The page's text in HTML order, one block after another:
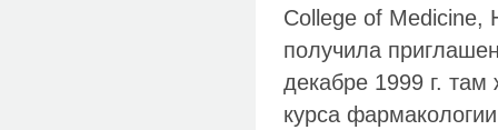
College of Medicine,
получила
декабре 1999 г.
курса